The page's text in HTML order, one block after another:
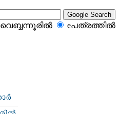
വെബ്ബന്നൂരില്‍ eപത്രത്തില്‍